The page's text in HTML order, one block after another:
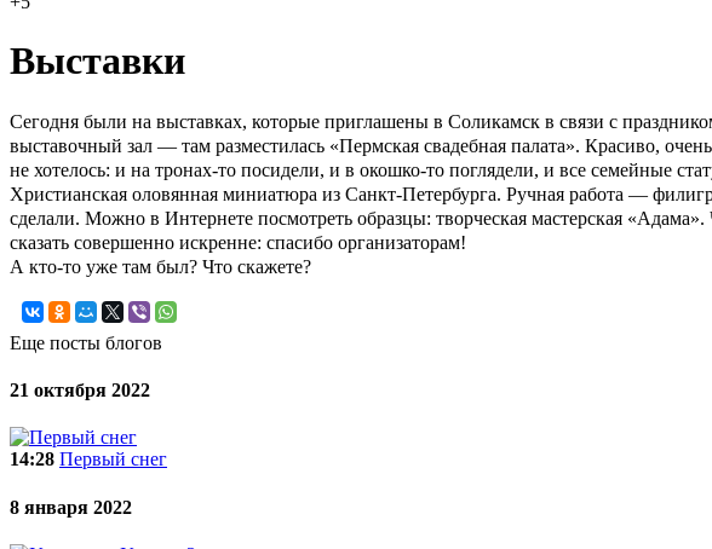
Выставки
Сегодня были на выставках, которые приглашены в Соликамск в связи с
выставочный зал — там разместилась «Пермская свадебная палата». Красиво,
не хотелось: и на тронах-то посидели, и в окошко-то поглядели, и все
Христианская оловянная миниатюра из Санкт-Петербурга. Ручная работа —
сделали. Можно в Интернете посмотреть образцы: творческая мастерская
сказать совершенно искренне: спасибо организаторам!
А кто-то уже там был? Что скажете?
Еще посты блогов
21 октября 2022
14:28 Первый снег
8 января 2022